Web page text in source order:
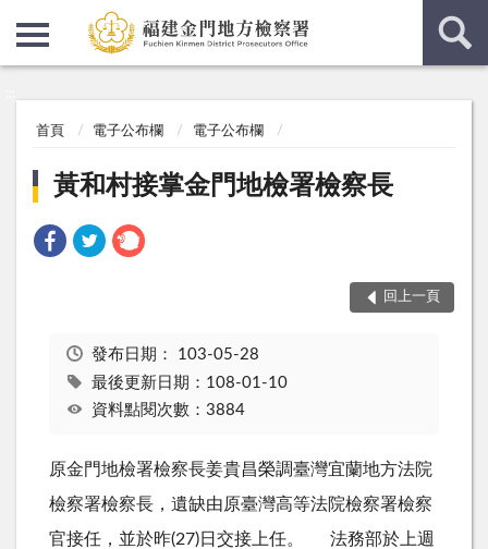
首頁 電子公布欄 電子公布欄
黃和村接掌金門地檢署檢察長
回上一頁
發布日期： 103-05-28
最後更新日期：108-01-10
資料點閱次數：3884
原金門地檢署檢察長姜貴昌榮調臺灣宜蘭地方法院
檢察署檢察長，遺缺由原臺灣高等法院檢察署檢察
官接任，並於昨(27)日交接上任。 法務部於上週